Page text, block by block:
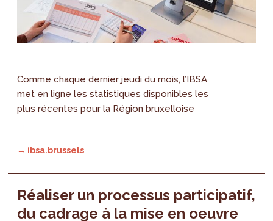
Comme chaque dernier jeudi du mois, l’IBSA
met en ligne les statistiques disponibles les
plus récentes pour la Région bruxelloise
→ ibsa.brussels
Réaliser un processus participatif,
du cadrage à la mise en oeuvre